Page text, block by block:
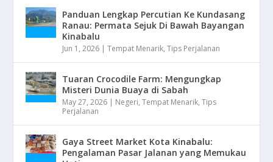
Panduan Lengkap Percutian Ke Kundasang
Ranau: Permata Sejuk Di Bawah Bayangan
Kinabalu
Jun 1, 2026 |Tempat Menarik,Tips Perjalanan
Tuaran Crocodile Farm: Mengungkap
Misteri Dunia Buaya di Sabah
May 27, 2026 | Negeri,Tempat Menarik,Tips
Perjalanan
Gaya Street Market Kota Kinabalu:
Pengalaman Pasar Jalanan yang Memukau